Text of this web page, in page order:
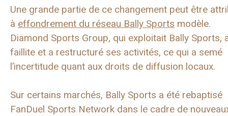
Une grande partie de ce changement peut être
à effondrement du réseau Bally Sports modèle.
Diamond Sports Group, qui exploitait Bally Sports,
faillite et a restructuré ses activités, ce qui a semé
l’incertitude quant aux droits de diffusion locaux.
Sur certains marchés, Bally Sports a été rebaptisé
FanDuel Sports Network dans le cadre de